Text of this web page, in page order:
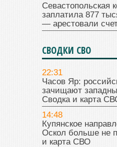
Севастопольская
заплатила 877
— арестовали
СВОДКИ СВО
22:31
Часов Яр:
зачищают
Сводка и карта
14:48
Купянское
Оскол больше не
и карта СВО